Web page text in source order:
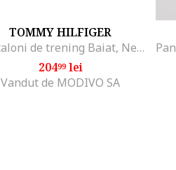
TOMMY HILFIGER
Pantaloni de trening Baiat, Negru, 100% bumbac, 4Y
20499lei
Vandut de MODIVO SA